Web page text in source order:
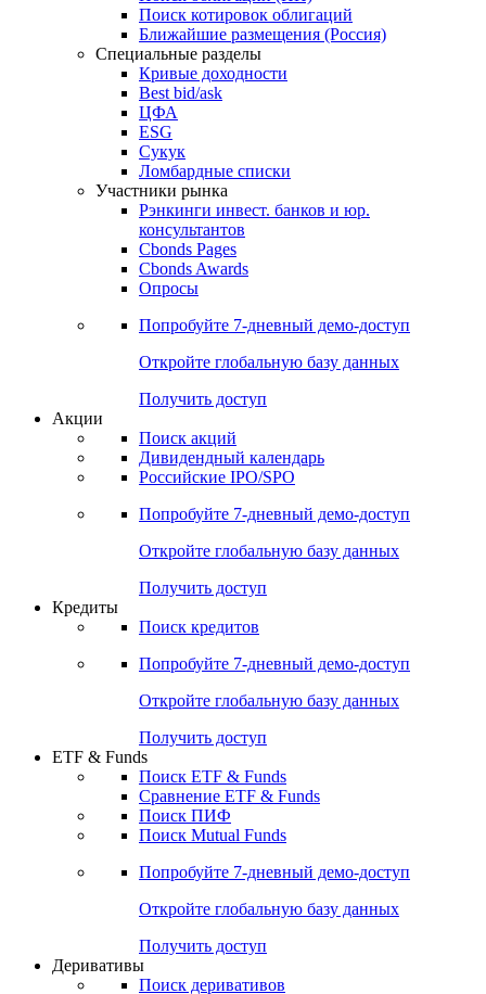
Облигации
Поиски
Поиск облигаций & Карты рынка
Поиск облигаций (ИИ)
Поиск котировок облигаций
Ближайшие размещения (Россия)
Специальные разделы
Кривые доходности
Best bid/ask
ЦФА
ESG
Сукук
Ломбардные списки
Участники рынка
Рэнкинги инвест. банков и юр.
Cbonds Pages
Опросы
Попробуйте7-дневный
Откройте глобальную базу данных
Получить доступ
Поиск акций
Российские IPO/SPO
Попробуйте7-дневный
Откройте глобальную базу данных
Получить доступ
Поиск кредитов
Попробуйте7-дневный
Откройте глобальную базу данных
Получить доступ
ETF & Funds
Сравнение ETF & Funds
Поиск Mutual Funds
Попробуйте7-дневный
Откройте глобальную базу данных